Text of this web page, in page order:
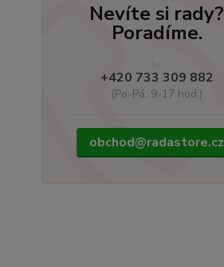
Nevíte si rady?
Poradíme.
+420 733 309 882
(Po-Pá, 9-17 hod.)
obchod@radastore.cz